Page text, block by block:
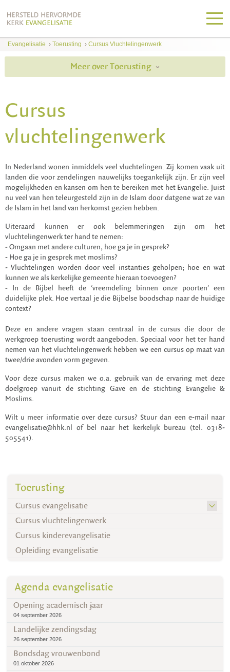
Evangelisatie › Toerusting › Cursus Vluchtelingenwerk
Meer over Toerusting
Cursus
vluchtelingenwerk
In Nederland wonen inmiddels veel vluchtelingen. Zij komen vaak uit
landen die voor zendelingen nauwelijks toegankelijk zijn. Er zijn veel
mogelijkheden en kansen om hen te bereiken met het Evangelie. Juist
nu veel van hen teleurgesteld zijn in de Islam door datgene wat ze van
de Islam in het land van herkomst gezien hebben.
Uiteraard kunnen er ook belemmeringen zijn om het
vluchtelingenwerk ter hand te nemen:
- Omgaan met andere culturen, hoe ga je in gesprek?
- Hoe ga je in gesprek met moslims?
- Vluchtelingen worden door veel instanties geholpen; hoe en wat
kunnen we als kerkelijke gemeente hieraan toevoegen?
- In de Bijbel heeft de 'vreemdeling binnen onze poorten' een
duidelijke plek. Hoe vertaal je die Bijbelse boodschap naar de huidige
context?
Deze en andere vragen staan centraal in de cursus die door de
werkgroep toerusting wordt aangeboden. Speciaal voor het ter hand
nemen van het vluchtelingenwerk hebben we een cursus op maat van
twee/drie avonden vorm gegeven.
Voor deze cursus maken we o.a. gebruik van de ervaring met deze
doelgroep vanuit de stichting Gave en de stichting Evangelie &
Moslims.
Wilt u meer informatie over deze cursus? Stuur dan een e-mail naar
evangelisatie@hhk.nl of bel naar het kerkelijk bureau (tel. 0318-
505541).
Toerusting
Cursus evangelisatie
Cursus vluchtelingenwerk
Cursus kinderevangelisatie
Opleiding evangelisatie
Agenda evangelisatie
Opening academisch jaar
04 september 2026
Landelijke zendingsdag
26 september 2026
Bondsdag vrouwenbond
01 oktober 2026